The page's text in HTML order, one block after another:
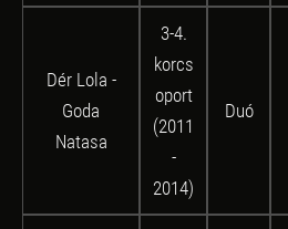
Dér Lola -
Goda
Natasa
3-4.
korcs
oport
(2011
-
2014)
Duó